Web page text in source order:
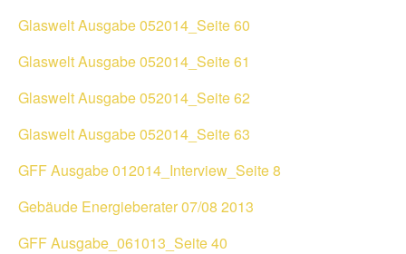
Glaswelt Ausgabe 052014_Seite 60
Glaswelt Ausgabe 052014_Seite 61
Glaswelt Ausgabe 052014_Seite 62
Glaswelt Ausgabe 052014_Seite 63
GFF Ausgabe 012014_Interview_Seite 8
Gebäude Energieberater 07/08 2013
GFF Ausgabe_061013_Seite 40